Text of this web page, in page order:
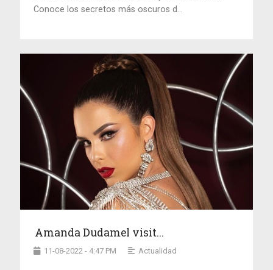
Conoce los secretos más oscuros d...
Amanda Dudamel visit...
11-08-2022 - 4:47 PM Actualidad